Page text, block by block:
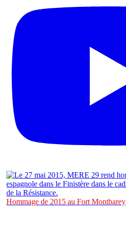
Hommage de 2015 au Fort Montbarey